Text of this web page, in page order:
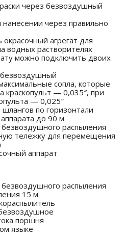
через безвоздушный
нанесении через правильно
агрегат для
водных растворителях
можно подключить двоих
сопла, которые
краскопульт — 0,035″, при
— 0,025″
по горизонтали
до 90 м
распыления
тележку для перемещения
аппарат
распыления
15 м.
поршня
языке